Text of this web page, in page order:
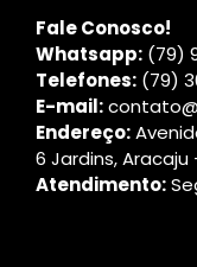
Fale Conosco!
Whatsapp: (79)
Telefones: (79)
E-mail:
Endereço:
6 Jardins, Aracaju
Atendimento: